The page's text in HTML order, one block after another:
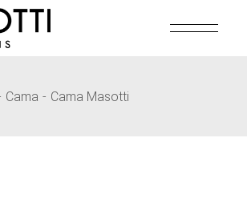
Cama Cama Masotti